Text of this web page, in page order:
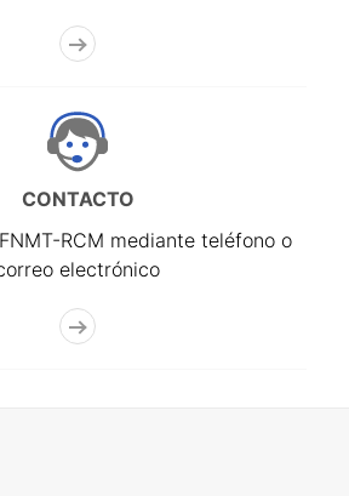
CONTACTO
RCM mediante teléfono o
electrónico